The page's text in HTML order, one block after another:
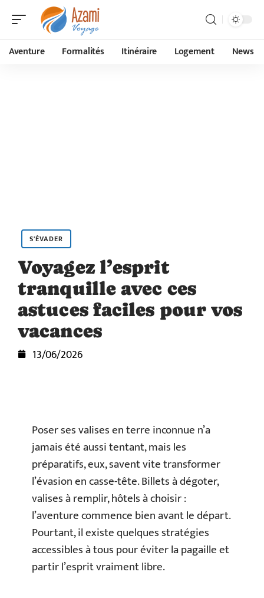
Aventure Formalités Itinéraire Logement News
S'ÉVADER
Voyagez l’esprit
tranquille avec ces
astuces faciles pour vos
vacances
13/06/2026
Poser ses valises en terre inconnue n’a
jamais été aussi tentant, mais les
préparatifs, eux, savent vite transformer
l’évasion en casse-tête. Billets à dégoter,
valises à remplir, hôtels à choisir :
l’aventure commence bien avant le départ.
Pourtant, il existe quelques stratégies
accessibles à tous pour éviter la pagaille et
partir l’esprit vraiment libre.